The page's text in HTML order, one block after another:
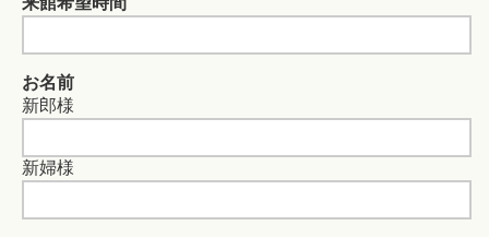
お名前
新郎様
新婦様